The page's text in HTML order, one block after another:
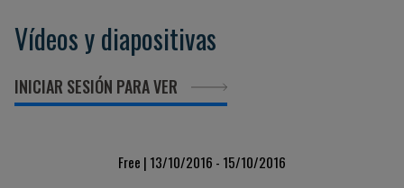
Vídeos y diapositivas
INICIAR SESIÓN PARA VER
Free | 13/10/2016 - 15/10/2016